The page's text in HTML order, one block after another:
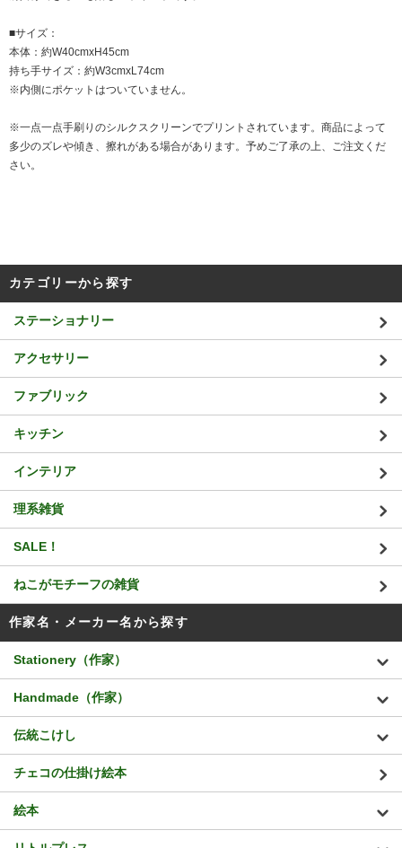
■サイズ：
本体：約W40cmxH45cm
持ち手サイズ：約W3cmxL74cm
※内側にポケットはついていません。
※一点一点手刷りのシルクスクリーンでプリントされています。商品によって
多少のズレや傾き、擦れがある場合があります。予めご了承の上、ご注文くだ
さい。
カテゴリーから探す
ステーショナリー
アクセサリー
ファブリック
キッチン
インテリア
理系雑貨
SALE！
ねこがモチーフの雑貨
作家名・メーカー名から探す
Stationery（作家）
Handmade（作家）
伝統こけし
チェコの仕掛け絵本
絵本